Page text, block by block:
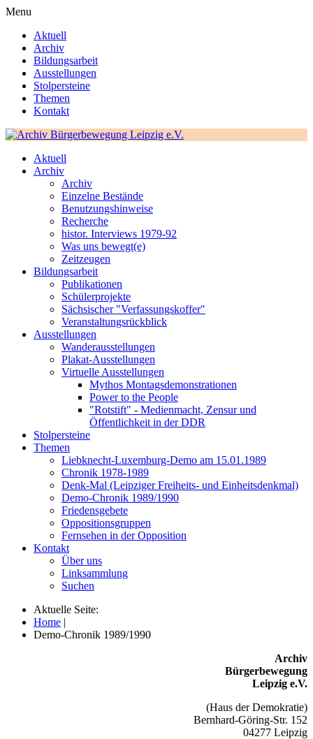
Menu
Aktuell
Archiv
Bildungsarbeit
Ausstellungen
Stolpersteine
Themen
Kontakt
Aktuell
Archiv
Archiv
Einzelne Bestände
Benutzungshinweise
Recherche
histor. Interviews 1979-92
Was uns bewegt(e)
Zeitzeugen
Bildungsarbeit
Publikationen
Schülerprojekte
Sächsischer "Verfassungskoffer"
Veranstaltungsrückblick
Ausstellungen
Wanderausstellungen
Plakat-Ausstellungen
Virtuelle Ausstellungen
Mythos Montagsdemonstrationen
Power to the People
"Rotstift" - Medienmacht, Zensur und
Öffentlichkeit in der DDR
Stolpersteine
Themen
Liebknecht-Luxemburg-Demo am 15.01.1989
Chronik 1978-1989
Denk-Mal (Leipziger Freiheits- und Einheitsdenkmal)
Demo-Chronik 1989/1990
Friedensgebete
Oppositionsgruppen
Fernsehen in der Opposition
Kontakt
Über uns
Linksammlung
Suchen
Aktuelle Seite:
Home |
Demo-Chronik 1989/1990
Archiv
Bürgerbewegung
Leipzig e.V.
(Haus der Demokratie)
Bernhard-Göring-Str. 152
04277 Leipzig